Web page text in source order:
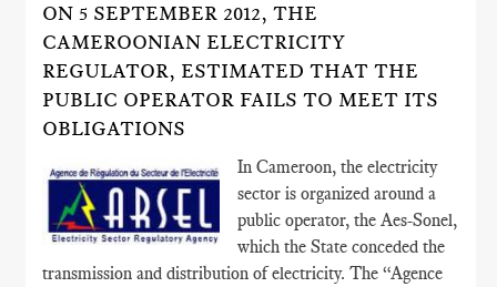
ON 5 SEPTEMBER 2012, THE
CAMEROONIAN ELECTRICITY
REGULATOR, ESTIMATED THAT THE
PUBLIC OPERATOR FAILS TO MEET ITS
OBLIGATIONS
In Cameroon, the electricity
sector is organized around a
public operator, the Aes-Sonel,
which the State conceded the
transmission and distribution of electricity. The “Agence